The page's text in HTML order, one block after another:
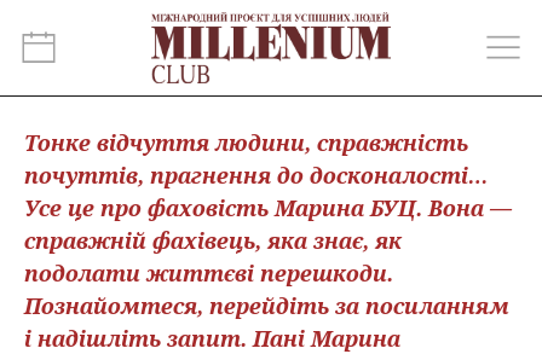
Тонке відчуття людини, справжність
почуттів, прагнення до досконалості…
Усе це про фаховість Марина БУЦ. Вона —
справжній фахівець, яка знає, як
подолати життєві перешкоди.
Познайомтеся, перейдіть за посиланням
і надішліть запит. Пані Марина